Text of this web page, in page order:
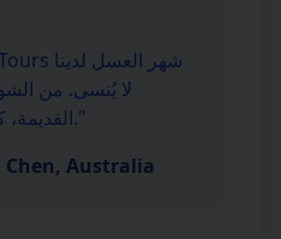
لا يُنسى. من
القديمة، كانت كل لحظة ساحرة."
Australia